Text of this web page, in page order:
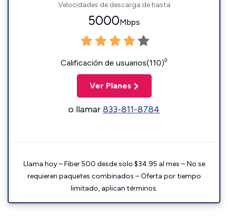
Velocidades de descarga de hasta
5000Mbps
Calificación de usuarios(110)◊
Ver Planes
o llamar833-811-8784
Llama hoy – Fiber 500 desde solo $34.95 al mes – No se
requieren paquetes combinados – Oferta por tiempo
limitado, aplican términos.